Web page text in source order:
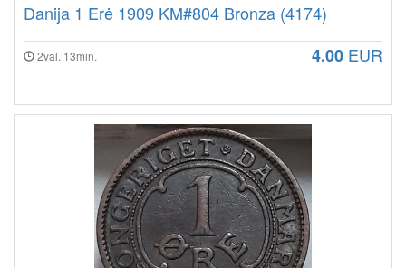
Danija 1 Erė 1909 KM#804 Bronza (4174)
2val. 13min. 4.00 EUR